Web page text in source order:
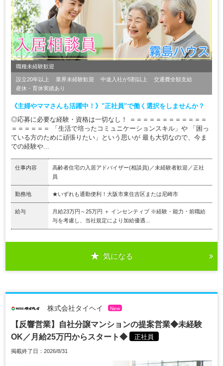
職種未経験歓迎
設立20年以上 業界未経験歓迎 中途入社が5割以上
交通費全額支給
産休・育休実績あり
《主婦やママさんも活躍中！》"正社員"で働く選択をしませんか？
◎応募に必要な経験・資格は一切なし！ ＝＝＝＝＝＝＝＝＝＝＝＝
＝＝＝＝＝＝ 「生活で培ったコミュニケーションスキル」や 「困っ
ている方のために頑張りたい」という思いが 最も大切なので、今ま
での経験や...
仕事内容
高齢者住宅の入居アドバイザー(相談員)／未経験者歓迎／正社
員
勤務地 ★いずれも通勤便利！大阪市東住吉区または尼崎市
給与
月給23万円～25万円 ＋ インセンティブ ※経験・能力・前職給
与を考慮し、当社規定により加給優遇...
気になる
株式会社タイヘイ New
【反響営業】自社分譲マンションの提案営業◆未経験
OK／月給25万円からスタート◆
正社員
掲載終了日：2026/8/31